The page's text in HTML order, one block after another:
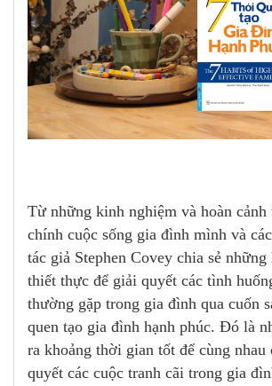
Từ những kinh nghiệm và hoàn cảnh
chính cuộc sống gia đình mình và
tác giả Stephen Covey chia sẻ
thiết thực để giải quyết các tình
thường gặp trong gia đình qua cuốn
quen tạo gia đình hạnh phúc. Đó là
ra khoảng thời gian tốt để cùng nhau
quyết các cuộc tranh cãi trong gia